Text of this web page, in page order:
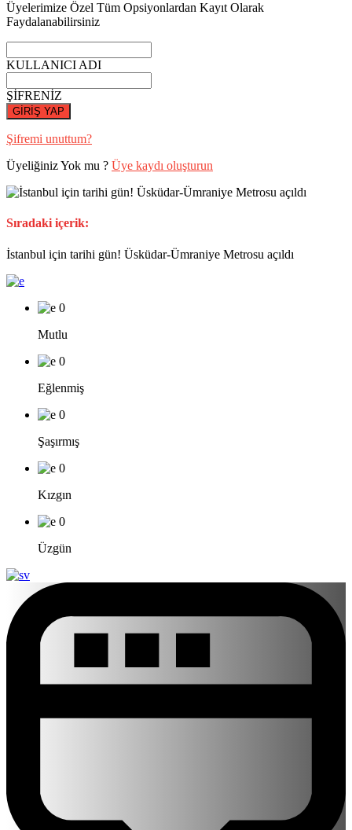
Üyelerimize Özel Tüm Opsiyonlardan Kayıt Olarak
Faydalanabilirsiniz
KULLANICI ADI
ŞİFRENİZ
GİRİŞ YAP
Şifremi unuttum?
Üyeliğiniz Yok mu ? Üye kaydı oluşturun
Sıradaki içerik:
İstanbul için tarihi gün! Üsküdar-Ümraniye Metrosu açıldı
0
Mutlu
0
Eğlenmiş
0
Şaşırmış
0
Kızgın
0
Üzgün